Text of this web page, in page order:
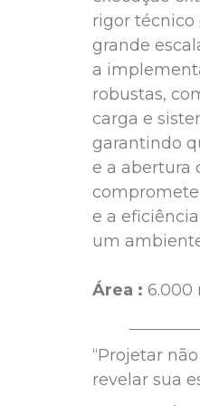
rigor técnico
grande
a
robustas,
carga e
garantindo
e a abertura
e a
um
Área : 6.000
“Projetar
revelar sua